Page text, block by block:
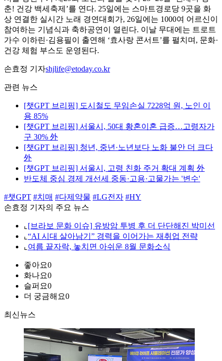
춘! 건강 백세축제’를 연다. 25일에는 스마트경로당 9곳을 화
상 연결한 실시간 노래 경연대회가, 26일에는 1000여 어르신이
참여하는 기념식과 축하공연이 열린다. 이날 무대에는 트로트
가수 이하린·김용필이 출연해 ‘효사랑 콘서트’를 펼치며, 문화·
건강 체험 부스도 운영된다.
손효정 기자shjlife@etoday.co.kr
관련 뉴스
[챗GPT 브리핑] 도시철도 무임손실 7228억 원, 노인 이
용 85%
[챗GPT 브리핑] 서울시, 50대 황혼이혼 급증…고령자가
구 30% 外
[챗GPT 브리핑] 청년, 중년·노년보다 노화 불안 더 크다
外
[챗GPT 브리핑] 서울시, 고령 친화 주거 확대 계획 外
반도체 중심 경제 개선세 중동·고용·고물가는 '변수'
#챗GPT #치매 #다제약물 #LG전자 #HY
손효정 기자의 주요 뉴스
⌞ [브라보 문화 이슈] 유방암 투병 후 더 단단해진 박미선
⌞ “AI 시대 살아남기” 경력을 이어가는 재취업 전략
⌞ 여름 끝자락, 놓치면 아쉬운 8월 문화소식
좋아요0
화나요0
슬퍼요0
더 궁금해요0
최신뉴스